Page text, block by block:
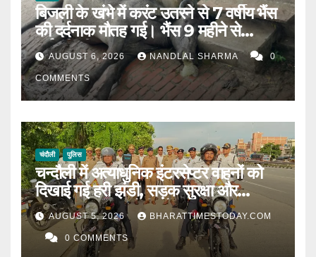
बिजली के खंभे में करंट उतरने से 7 वर्षीय भैंस
की दर्दनाक मौतह गई। भैंस 9 महीने से
गर्भवती थी।
AUGUST 6, 2026 NANDLAL SHARMA 0
COMMENTS
चंदौली पुलिस
चन्दौली में अत्याधुनिक इंटरसेप्टर वाहनों को
दिखाई गई हरी झंडी, सड़क सुरक्षा और
यातायात व्यवस्था होगी और मजबूत l
AUGUST 5, 2026 BHARATTIMESTODAY.COM
0 COMMENTS